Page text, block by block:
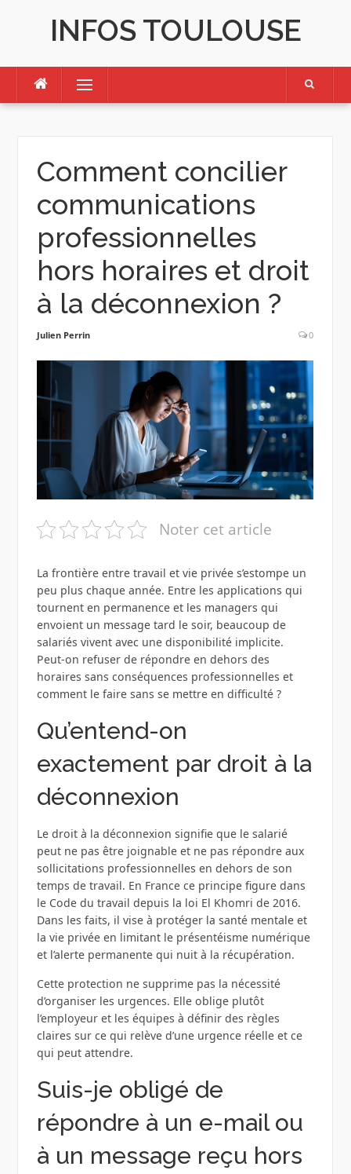
INFOS TOULOUSE
Menu
Comment concilier
communications
professionnelles
hors horaires et droit
à la déconnexion ?
Julien Perrin 0
Noter cet article
La frontière entre travail et vie privée s’estompe un
peu plus chaque année. Entre les applications qui
tournent en permanence et les managers qui
envoient un message tard le soir, beaucoup de
salariés vivent avec une disponibilité implicite.
Peut-on refuser de répondre en dehors des
horaires sans conséquences professionnelles et
comment le faire sans se mettre en difficulté ?
Qu’entend-on
exactement par droit à la
déconnexion
Le droit à la déconnexion signifie que le salarié
peut ne pas être joignable et ne pas répondre aux
sollicitations professionnelles en dehors de son
temps de travail. En France ce principe figure dans
le Code du travail depuis la loi El Khomri de 2016.
Dans les faits, il vise à protéger la santé mentale et
la vie privée en limitant le présentéisme numérique
et l’alerte permanente qui nuit à la récupération.
Cette protection ne supprime pas la nécessité
d’organiser les urgences. Elle oblige plutôt
l’employeur et les équipes à définir des règles
claires sur ce qui relève d’une urgence réelle et ce
qui peut attendre.
Suis-je obligé de
répondre à un e-mail ou
à un message reçu hors